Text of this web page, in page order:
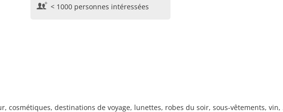
< 1000 personnes intéressées
cosmétiques, destinations de voyage, lunettes, robes du soir, sous-vêtements, vin,